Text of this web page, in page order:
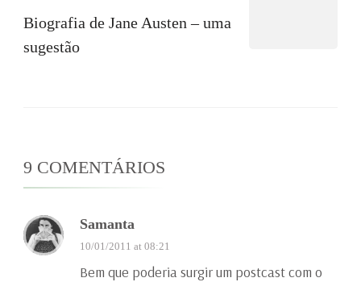
Biografia de Jane Austen – uma
sugestão
9 COMENTÁRIOS
Samanta
10/01/2011 at 08:21
Bem que poderia surgir um postcast com o